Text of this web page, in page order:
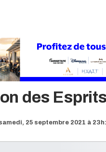
des
25 septembre 2021 à